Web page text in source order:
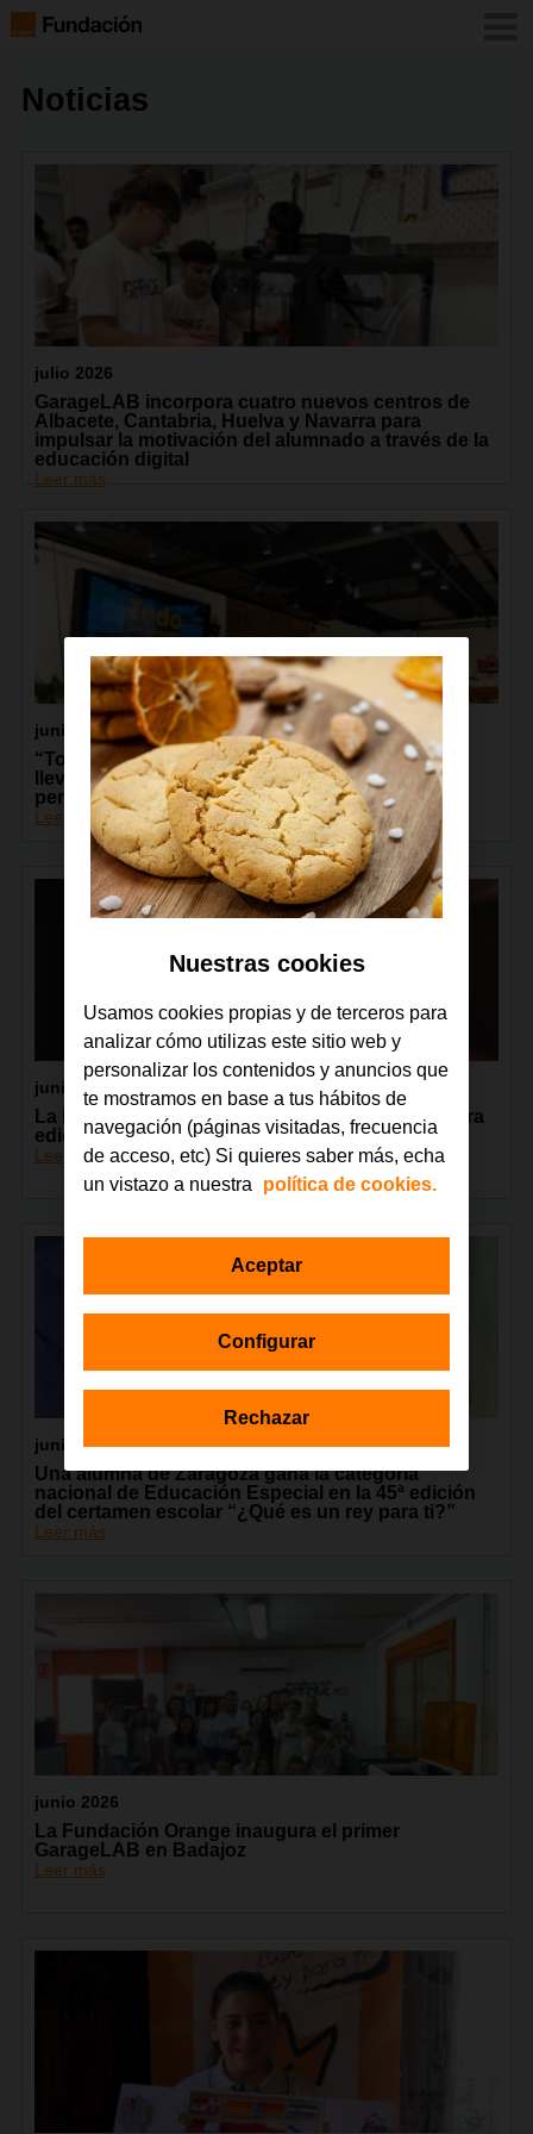
Noticias
julio 2026
GarageLAB incorpora cuatro nuevos centros de
Albacete, Cantabria, Huelva y Navarra para
impulsar la motivación del alumnado a través de la
educación digital
Leer más
junio 2026
“Todos Conectados”, de la Fundación Orange,
lleva la capacitación digital a más de 13.000
personas de toda España
Leer más
junio 2026
La Fundación Orange celebra en Madrid la tercera
edición del encuentro GarageLAB
Leer más
junio 2026
Una alumna de Zaragoza gana la categoría
nacional de Educación Especial en la 45ª edición
del certamen escolar “¿Qué es un rey para ti?”
Leer más
junio 2026
La Fundación Orange inaugura el primer
GarageLAB en Badajoz
Leer más
Nuestras cookies
Usamos cookies propias y de terceros para
analizar cómo utilizas este sitio web y
personalizar los contenidos y anuncios que
te mostramos en base a tus hábitos de
navegación (páginas visitadas, frecuencia
de acceso, etc) Si quieres saber más, echa
un vistazo a nuestra
política de cookies.
Configurar
Rechazar
Aceptar